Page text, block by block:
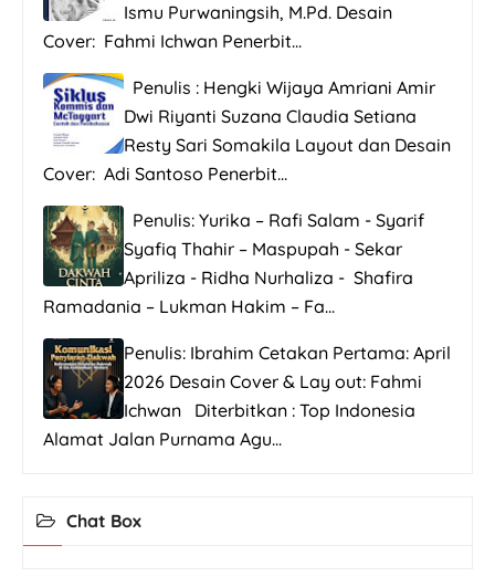
Ismu Purwaningsih, M.Pd. Desain
Cover: Fahmi Ichwan Penerbit...
Penulis : Hengki Wijaya Amriani Amir
Dwi Riyanti Suzana Claudia Setiana
Resty Sari Somakila Layout dan Desain
Cover: Adi Santoso Penerbit...
Penulis: Yurika – Rafi Salam - Syarif
Syafiq Thahir – Maspupah - Sekar
Apriliza - Ridha Nurhaliza - Shafira
Ramadania – Lukman Hakim – Fa...
Penulis: Ibrahim Cetakan Pertama: April
2026 Desain Cover & Lay out: Fahmi
Ichwan Diterbitkan : Top Indonesia
Alamat Jalan Purnama Agu...
Chat Box